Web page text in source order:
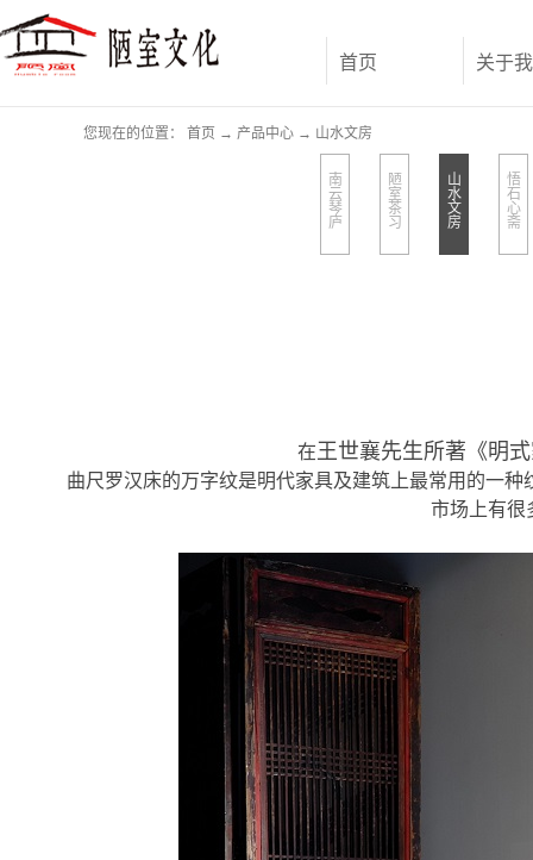
首页 关于
您现在的位置： 首页 → 产品中心 → 山水文房
南
云
琴
庐
陋
室
茶
习
山
水
文
房
悟
石
心
斋
在王世襄先生所著《明
曲尺罗汉床的万字纹是明代家具及建筑上最常用的一
市场上有很